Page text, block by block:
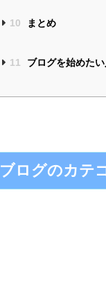
10 まとめ
11 ブログを始めたい
ブログのカテ